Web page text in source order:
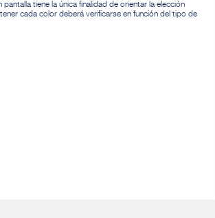
tiene la única finalidad de orientar la elección
cada color deberá verificarse en función del tipo de